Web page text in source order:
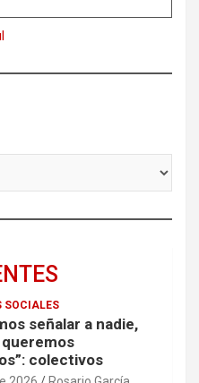
SOCIALES
señalar a nadie,
colectivos